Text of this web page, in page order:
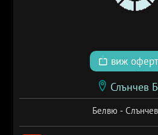
виж
Слънчев
Белвю -